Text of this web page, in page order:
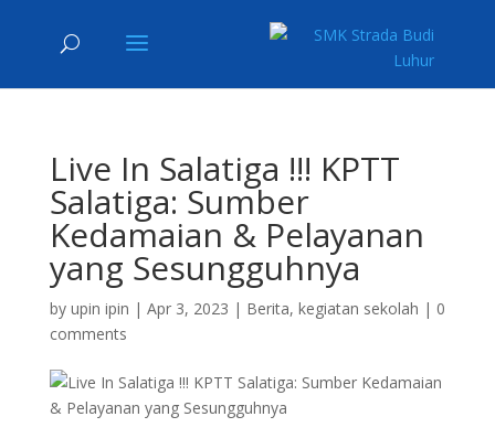
Live In Salatiga !!! KPTT
Salatiga: Sumber
Kedamaian & Pelayanan
yang Sesungguhnya
by upin ipin | Apr 3, 2023 | Berita, kegiatan sekolah | 0
comments